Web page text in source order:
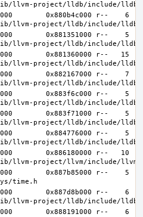
0x880b4c000 r--    6
0x881351000 r--    5
0x881360000 r--   15
0x882167000 r--    7
0x883f6c000 r--    5
0x883f71000 r--    5
0x884776000 r--    5
0x886180000 r--   10
0x887b85000 r--    5
0x887d8b000 r--    6
0x888191000 r--    6